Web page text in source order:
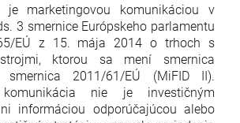
je marketingovou komunikáciou v
3 smernice Európskeho parlamentu
EÚ z 15. mája 2014 o trhoch s
ktorou sa mení smernica
2011/61/EÚ (MiFID II).
komunikácia nie je investičným
informáciou odporúčajúcou alebo